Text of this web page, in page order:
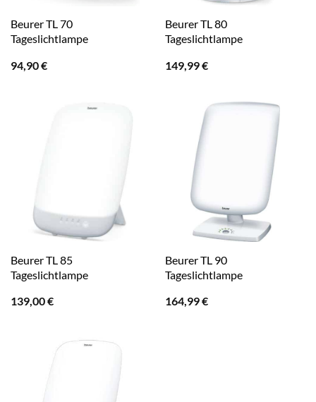
Beurer TL 70
Tageslichtlampe
94,90€
Beurer TL 80
Tageslichtlampe
149,99€
Beurer TL 85
Tageslichtlampe
139,00€
Beurer TL 90
Tageslichtlampe
164,99€